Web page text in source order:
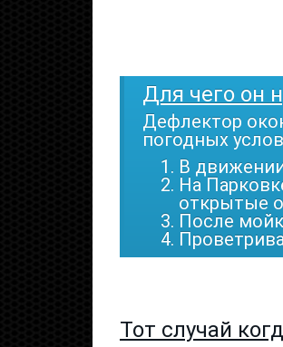
Для чего он
Дефлектор
погодных
В
На
открытые
После
Тот случай